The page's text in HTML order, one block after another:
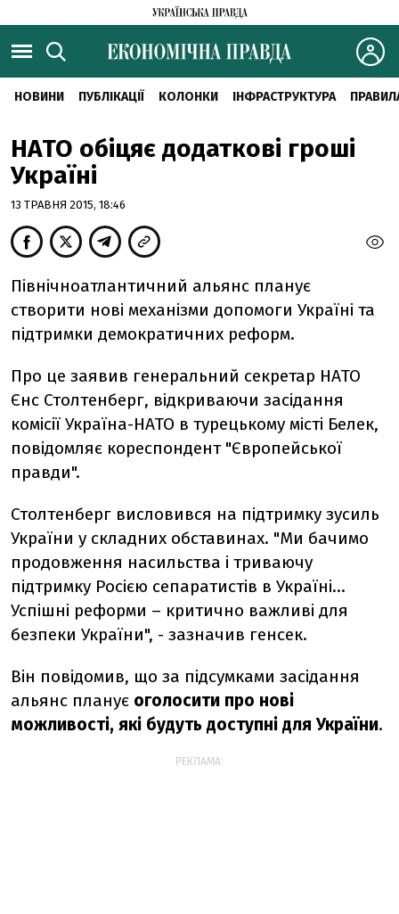
НОВИНИ ПУБЛІКАЦІЇ КОЛОНКИ ІНФРАСТРУКТУРА
НАТО обіцяє додаткові гроші
Україні
13 ТРАВНЯ 2015, 18:46
Північноатлантичний альянс планує
створити нові механізми допомоги Україні та
підтримки демократичних реформ.
Про це заявив генеральний секретар НАТО
Єнс Столтенберг, відкриваючи засідання
комісії Україна-НАТО в турецькому місті Белек,
повідомляє кореспондент "Європейської
правди".
Столтенберг висловився на підтримку зусиль
України у складних обставинах. "Ми бачимо
продовження насильства і триваючу
підтримку Росією сепаратистів в Україні...
Успішні реформи – критично важливі для
безпеки України", - зазначив генсек.
Він повідомив, що за підсумками засідання
альянс планує оголосити про нові
можливості, які будуть доступні для України.
РЕКЛАМА: